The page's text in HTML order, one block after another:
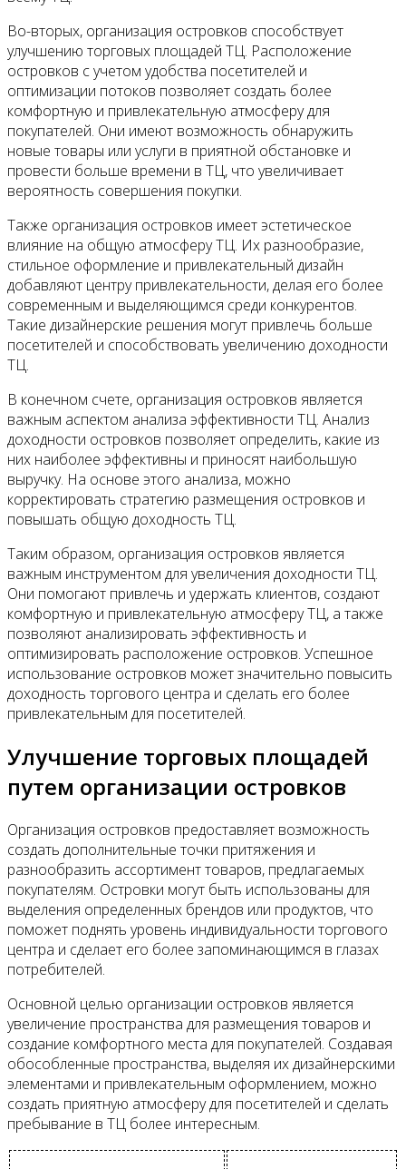
Во-вторых, организация островков способствует
улучшению торговых площадей ТЦ. Расположение
островков с учетом удобства посетителей и
оптимизации потоков позволяет создать более
комфортную и привлекательную атмосферу для
покупателей. Они имеют возможность обнаружить
новые товары или услуги в приятной обстановке и
провести больше времени в ТЦ, что увеличивает
вероятность совершения покупки.
Также организация островков имеет эстетическое
влияние на общую атмосферу ТЦ. Их разнообразие,
стильное оформление и привлекательный дизайн
добавляют центру привлекательности, делая его более
современным и выделяющимся среди конкурентов.
Такие дизайнерские решения могут привлечь больше
посетителей и способствовать увеличению доходности
ТЦ.
В конечном счете, организация островков является
важным аспектом анализа эффективности ТЦ. Анализ
доходности островков позволяет определить, какие из
них наиболее эффективны и приносят наибольшую
выручку. На основе этого анализа, можно
корректировать стратегию размещения островков и
повышать общую доходность ТЦ.
Таким образом, организация островков является
важным инструментом для увеличения доходности ТЦ.
Они помогают привлечь и удержать клиентов, создают
комфортную и привлекательную атмосферу ТЦ, а также
позволяют анализировать эффективность и
оптимизировать расположение островков. Успешное
использование островков может значительно повысить
доходность торгового центра и сделать его более
привлекательным для посетителей.
Улучшение торговых площадей
путем организации островков
Организация островков предоставляет возможность
создать дополнительные точки притяжения и
разнообразить ассортимент товаров, предлагаемых
покупателям. Островки могут быть использованы для
выделения определенных брендов или продуктов, что
поможет поднять уровень индивидуальности торгового
центра и сделает его более запоминающимся в глазах
потребителей.
Основной целью организации островков является
увеличение пространства для размещения товаров и
создание комфортного места для покупателей. Создавая
обособленные пространства, выделяя их дизайнерскими
элементами и привлекательным оформлением, можно
создать приятную атмосферу для посетителей и сделать
пребывание в ТЦ более интересным.